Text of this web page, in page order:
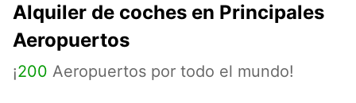
Alquiler de coches en Principales
Aeropuertos
¡200 Aeropuertos por todo el mundo!